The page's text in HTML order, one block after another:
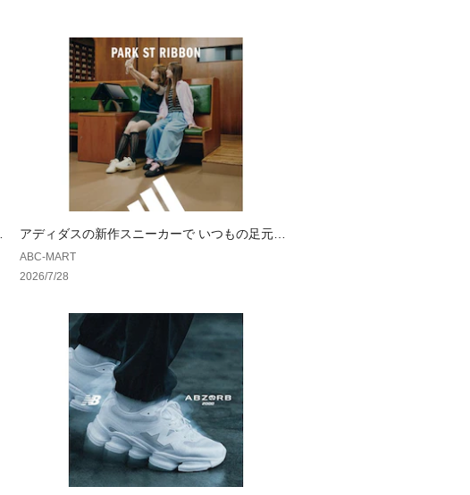
アディダスの新作スニーカーで いつもの足元、
もっと可愛くアップデート
ABC-MART
2026/7/28